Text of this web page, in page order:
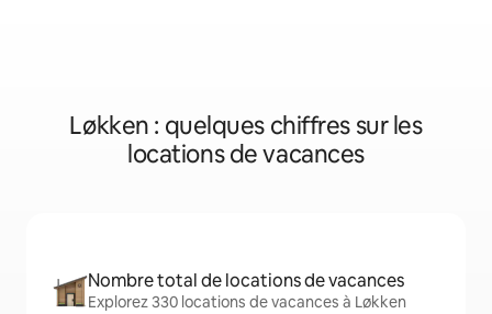
Løkken : quelques chiffres sur les
locations de vacances
Nombre total de locations de vacances
Explorez 330 locations de vacances à Løkken